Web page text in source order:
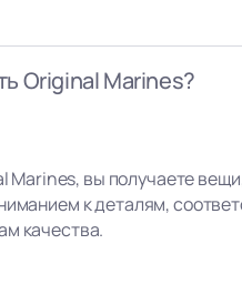
Original Marines?
Marines, вы получаете
к деталям,
качества.